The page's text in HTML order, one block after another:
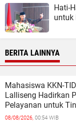
Hati-
untuk
BERITA LAINNYA
Mahasiswa KKN-
Lalliseng Hadirkan
Pelayanan untuk
Informasi
08/08/2026, 00:54 WIB